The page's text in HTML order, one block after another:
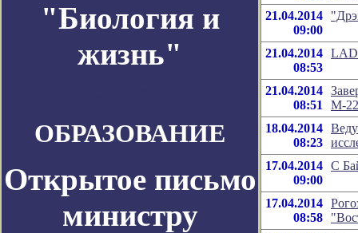
"Биология и
жизнь"
ОБРАЗОВАНИЕ
Открытое письмо
министру
21.04.2014
09:00
21.04.2014
08:53
21.04.2014
08:51
М-
18.04.2014
08:23
17.04.2014
09:00
С
17.04.2014
08:58